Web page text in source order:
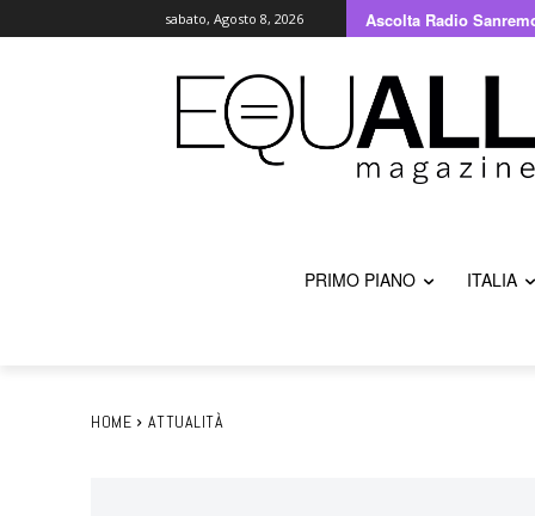
sabato, Agosto 8, 2026 Ascolta Radio
PRIMO PIANO ITALIA
HOME ATTUALITÀ